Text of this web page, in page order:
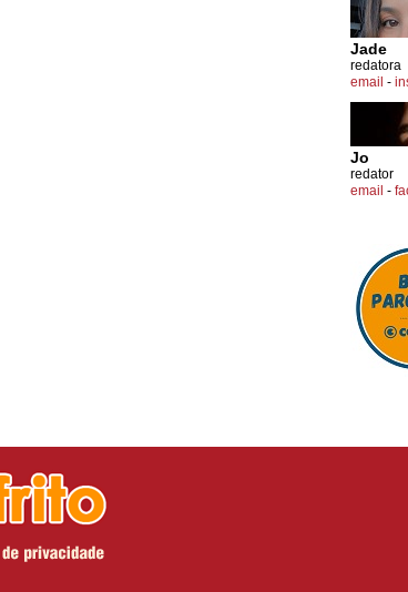
Jade
redatora
email -
Jo
redator
email -